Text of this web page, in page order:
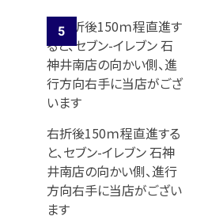
右折後150ｍ程直進する
と、セブン-イレブン 石神
井南店の向かい側、進行
方向右手に当店がござい
ます